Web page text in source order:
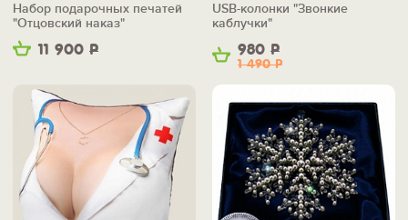
11 900 Р
Набор подарочных печатей
"Отцовский наказ"
980 Р
1 490Р
USB-колонки "Звонкие
каблучки"